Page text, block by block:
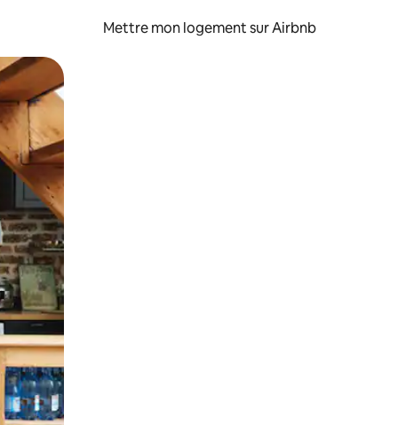
Mettre mon logement sur Airbnb
glisser.